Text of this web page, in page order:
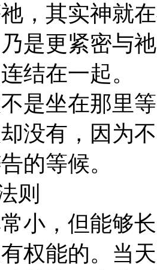
，其实神就
是更紧密与
结在一起。
是坐在那里
没有，因为
的等候。
则
小，但能够
权能的。当